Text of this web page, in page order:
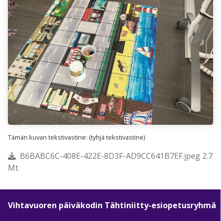
Tämän kuvan tekstivastine: (tyhjä tekstivastine)
B6BABC6C-408E-422E-8D3F-AD9CC641B7EF.jpeg 2.7
Mt
Vihtavuoren päiväkodin Tähtiniitty-esiopetusryhmä